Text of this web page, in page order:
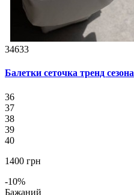
34633
Балетки сеточка тренд сезона
36
37
38
39
40
1400 грн
-10%
Бажаний